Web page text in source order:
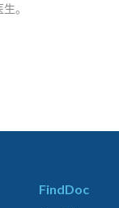
。
FindDoc